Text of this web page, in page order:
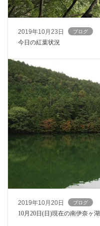
2019年10月23日 ブログ
今日の紅葉状況
2019年10月20日 ブログ
10月20日(日)現在の南伊奈ヶ湖